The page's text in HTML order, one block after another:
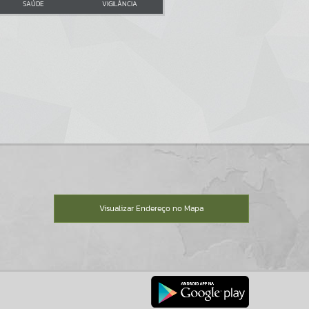
SAÚDE VIGILÂNCIA
Visualizar Endereço no Mapa